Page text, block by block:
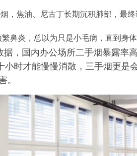
，焦油、尼古丁长期沉积肺部，最
鼻炎，总以为只是小毛病，直到身
据，国内办公场所二手烟暴露率
小时才能慢慢消散，三手烟更是
。